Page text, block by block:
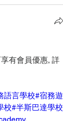
有會員優惠, 詳
語言學校#宿務遊
校#半斯巴達學校